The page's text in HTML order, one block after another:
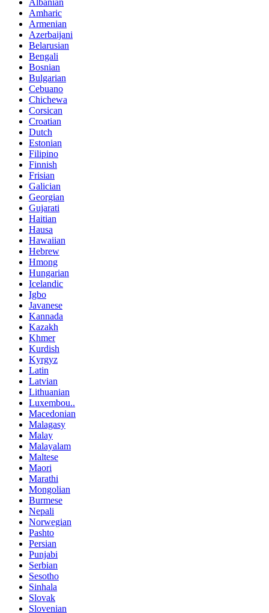
Albanian
Amharic
Armenian
Azerbaijani
Belarusian
Bengali
Bosnian
Bulgarian
Cebuano
Chichewa
Corsican
Croatian
Dutch
Estonian
Filipino
Finnish
Frisian
Galician
Georgian
Gujarati
Haitian
Hausa
Hawaiian
Hebrew
Hmong
Hungarian
Icelandic
Igbo
Javanese
Kannada
Kazakh
Khmer
Kurdish
Kyrgyz
Latin
Latvian
Lithuanian
Luxembou..
Macedonian
Malagasy
Malay
Malayalam
Maltese
Maori
Marathi
Mongolian
Burmese
Nepali
Norwegian
Pashto
Persian
Punjabi
Serbian
Sesotho
Sinhala
Slovak
Slovenian